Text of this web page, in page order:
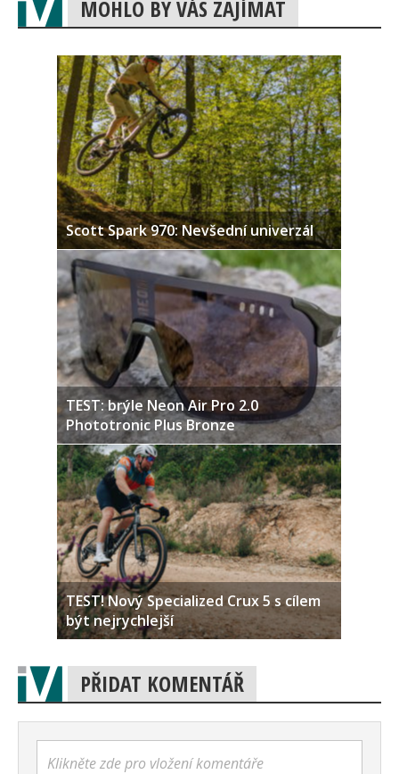
MOHLO BY VÁS ZAJÍMAT
Scott Spark 970: Nevšední univerzál
TEST: brýle Neon Air Pro 2.0
Phototronic Plus Bronze
TEST! Nový Specialized Crux 5 s cílem
být nejrychlejší
PŘIDAT KOMENTÁŘ
Klikněte zde pro vložení komentáře